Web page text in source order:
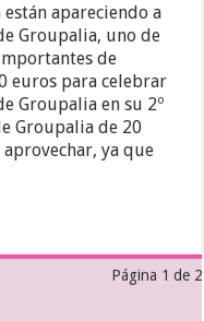
apareciendo a
Groupalia, uno de
de
euros para celebrar
Groupalia en su 2º
Groupalia de 20
ya que
Página 1 de 2